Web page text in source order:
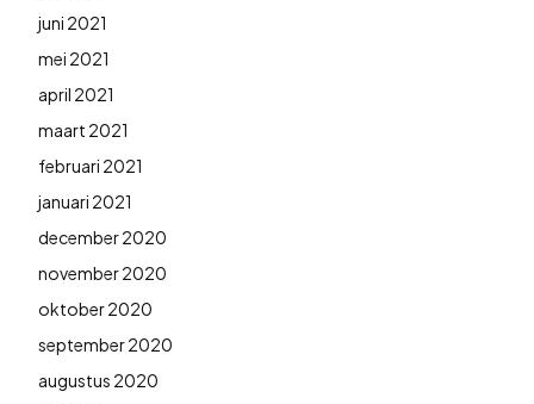
juni 2021
mei 2021
april 2021
maart 2021
februari 2021
januari 2021
december 2020
november 2020
oktober 2020
september 2020
augustus 2020